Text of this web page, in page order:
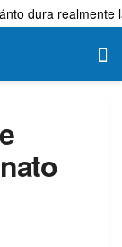
dura realmente